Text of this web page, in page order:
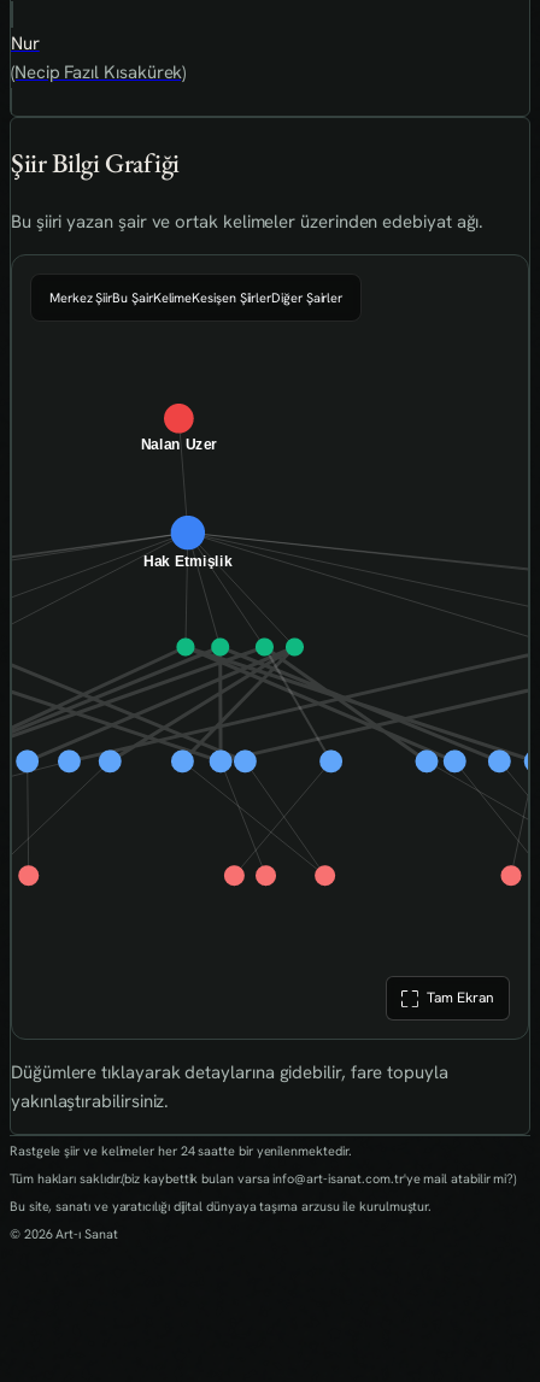
Nur
(Necip Fazıl Kısakürek)
Şiir Bilgi Grafiği
Bu şiiri yazan şair ve ortak kelimeler üzerinden edebiyat ağı.
Tam Ekran
Merkez ŞiirBu ŞairKelimeKesişen ŞiirlerDiğer Şairler
Düğümlere tıklayarak detaylarına gidebilir, fare topuyla
yakınlaştırabilirsiniz.
Rastgele şiir ve kelimeler her 24 saatte bir yenilenmektedir.
Tüm hakları saklıdır.(biz kaybettik bulan varsa info@art-isanat.com.tr'ye mail atabilir mi?)
Bu site, sanatı ve yaratıcılığı dijital dünyaya taşıma arzusu ile kurulmuştur.
© 2026 Art-ı Sanat